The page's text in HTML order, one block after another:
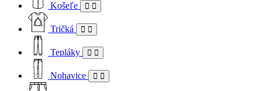
Košeľe
Tričká
Tepláky
Nohavice